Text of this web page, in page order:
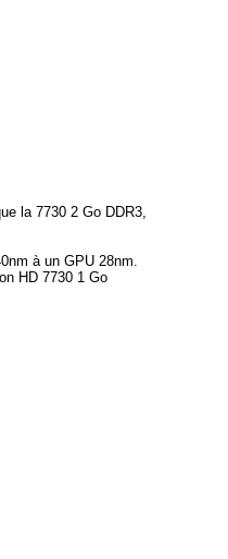
la 7730 2 Go DDR3,
à un GPU 28nm.
HD 7730 1 Go